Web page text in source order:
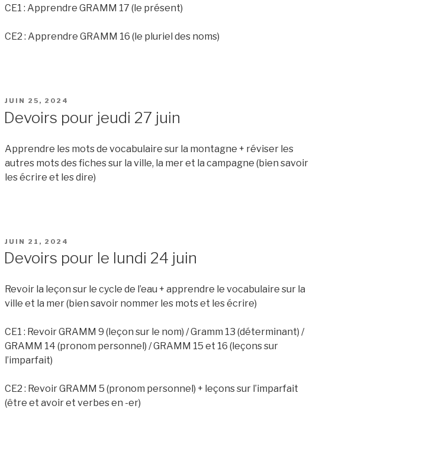
CE1 : Apprendre GRAMM 17 (le présent)
CE2 : Apprendre GRAMM 16 (le pluriel des noms)
PUBLIÉ
JUIN 25, 2024
Devoirs pour jeudi 27 juin
Apprendre les mots de vocabulaire sur la montagne + réviser les
autres mots des fiches sur la ville, la mer et la campagne (bien savoir
les écrire et les dire)
PUBLIÉ
JUIN 21, 2024
Devoirs pour le lundi 24 juin
Revoir la leçon sur le cycle de l’eau + apprendre le vocabulaire sur la
ville et la mer (bien savoir nommer les mots et les écrire)
CE1 : Revoir GRAMM 9 (leçon sur le nom) / Gramm 13 (déterminant) /
GRAMM 14 (pronom personnel) / GRAMM 15 et 16 (leçons sur
l’imparfait)
CE2 : Revoir GRAMM 5 (pronom personnel) + leçons sur l’imparfait
(être et avoir et verbes en -er)